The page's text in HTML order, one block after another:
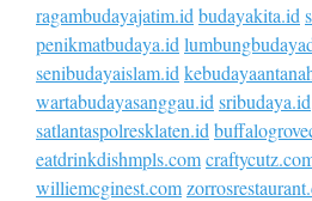
ragambudayajatim.id budayakita.id
penikmatbudaya.id
senibudayaislam.id
wartabudayasanggau.id sribudaya.id
satlantaspolresklaten.id
eatdrinkdishmpls.com
williemcginest.com